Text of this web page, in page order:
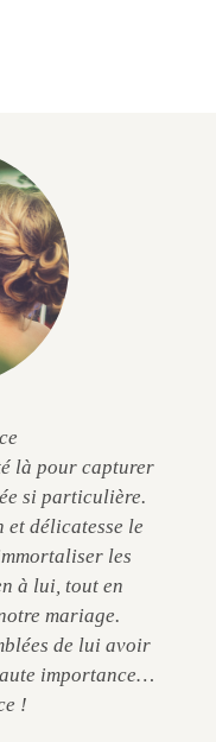
là pour capturer
si particulière.
et délicatesse le
les
à lui, tout en
mariage.
de lui avoir
importance…
!